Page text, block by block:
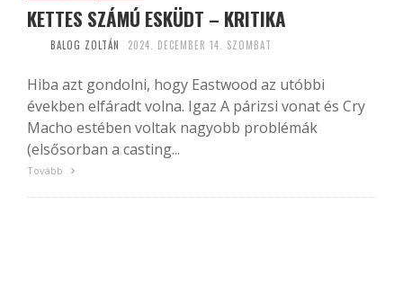
KETTES SZÁMÚ ESKÜDT – KRITIKA
BALOG ZOLTÁN 2024. DECEMBER 14. SZOMBAT
Hiba azt gondolni, hogy Eastwood az utóbbi
években elfáradt volna. Igaz A párizsi vonat és Cry
Macho estében voltak nagyobb problémák
(elsősorban a casting...
Tovább